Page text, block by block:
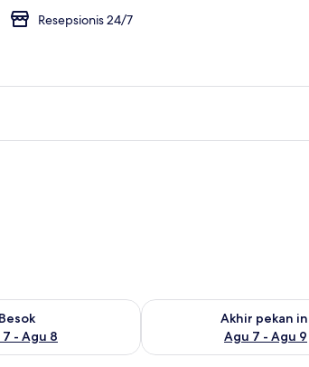
Resepsionis 24/7
Besok
- Agu 8
untuk besok Agu 7 - Agu 8
Akhir pekan
Agu 7 - Agu 9
Periksa ketersediaan